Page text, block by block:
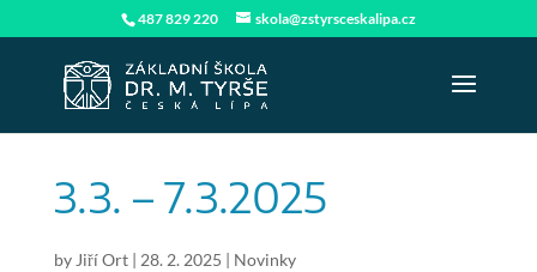
487 829 220 skola@zstyrsceskalipa.cz
3.3. – 7.3.2025
by Jiří Ort| 28. 2. 2025 | Novinky